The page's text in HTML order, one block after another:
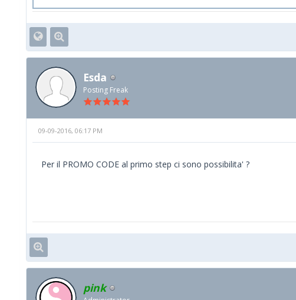
Esda
Posting Freak
09-09-2016, 06:17 PM
Per il PROMO CODE al primo step ci sono possibilita' ?
pink